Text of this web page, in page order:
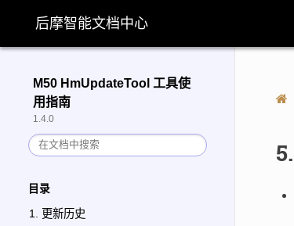
M50 HmUpdateTool 工具使
用指南
1.4.0
目录
1. 更新历史
5.